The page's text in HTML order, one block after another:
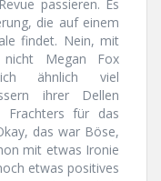
passieren. Es
die auf einem
findet. Nein, mit
Megan Fox
ähnlich viel
ihrer Dellen
für das
das war Böse,
mit etwas Ironie
etwas positives